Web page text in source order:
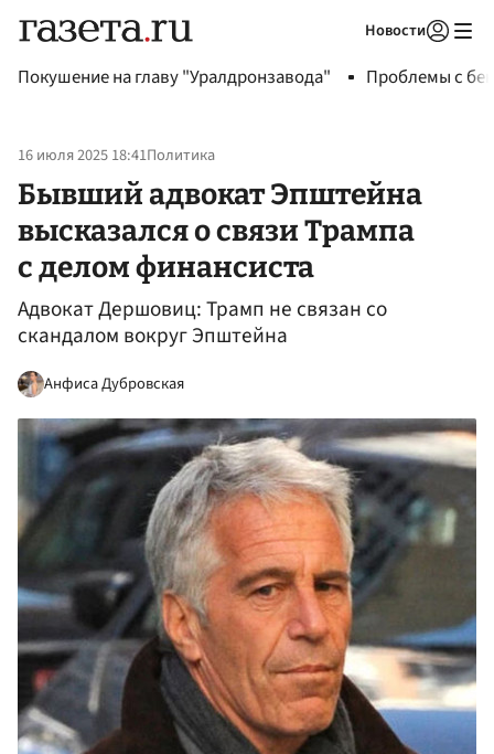
Новости
Покушение на главу "Уралдронзавода" Проблемы с
16 июля 2025 18:41Политика
Бывший адвокат Эпштейна
высказался о связи Трампа
с делом финансиста
Адвокат Дершовиц: Трамп не связан со
скандалом вокруг Эпштейна
Анфиса Дубровская